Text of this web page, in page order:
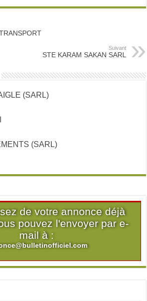
Suivant
STE KARAM SAKAN SARL
(SARL)
(SARL)
de votre annonce déjà
pouvez l'envoyer par e-
mail à :